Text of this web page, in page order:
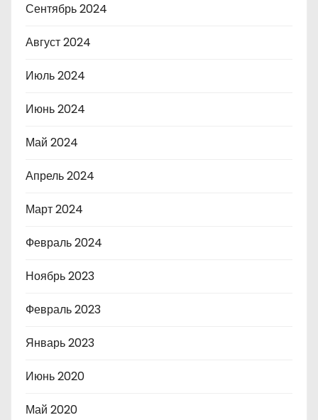
Сентябрь 2024
Август 2024
Июль 2024
Июнь 2024
Май 2024
Апрель 2024
Март 2024
Февраль 2024
Ноябрь 2023
Февраль 2023
Январь 2023
Июнь 2020
Май 2020